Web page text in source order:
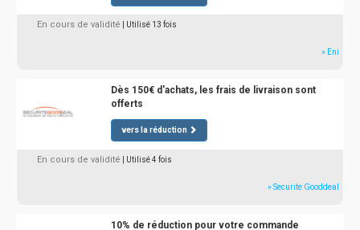
En cours de validité | Utilisé 13 fois
» Eni
Dès 150€ d'achats, les frais de livraison sont
offerts
vers la réduction
En cours de validité | Utilisé 4 fois
» Securite Gooddeal
10% de réduction pour votre commande